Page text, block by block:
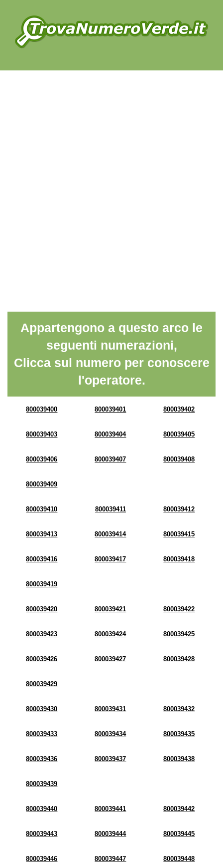
Appartengono a questo arco le
seguenti numerazioni,
Clicca sul numero per conoscere
l'operatore.
800039400 800039401 800039402
800039403 800039404 800039405
800039406 800039407 800039408
800039409
800039410 800039411 800039412
800039413 800039414 800039415
800039416 800039417 800039418
800039419
800039420 800039421 800039422
800039423 800039424 800039425
800039426 800039427 800039428
800039429
800039430 800039431 800039432
800039433 800039434 800039435
800039436 800039437 800039438
800039439
800039440 800039441 800039442
800039443 800039444 800039445
800039446 800039447 800039448